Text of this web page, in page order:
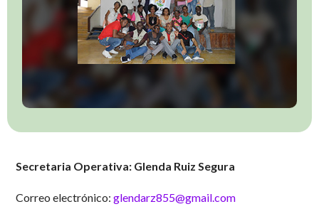
Secretaria Operativa: Glenda Ruiz Segura
Correo electrónico:glendarz855@gmail.com